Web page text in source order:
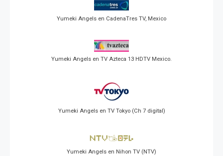
Yumeki Angels en CadenaTres TV, Mexico
Yumeki Angels en TV Azteca 13 HDTV Mexico.
Yumeki Angels en TV Tokyo (Ch 7 digital)
Yumeki Angels en Nihon TV (NTV)